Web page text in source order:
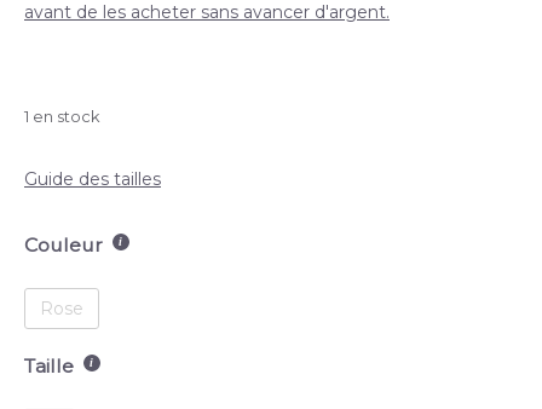
avant de les acheter sans avancer d'argent.
1 en stock
Guide des tailles
Couleur
Rose
Taille